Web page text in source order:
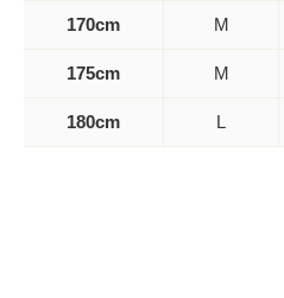
170cm M
175cm M
180cm L